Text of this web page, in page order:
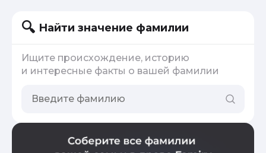
Найти значение фамилии
Ищите происхождение, историю
и интересные факты о вашей фамилии